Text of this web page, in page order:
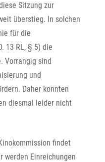
Sitzung zur
überstieg. In solchen
für die
13 RL, § 5) die
Vorrangig sind
und
Daher konnten
diesmal leider nicht
findet
werden Einreichungen